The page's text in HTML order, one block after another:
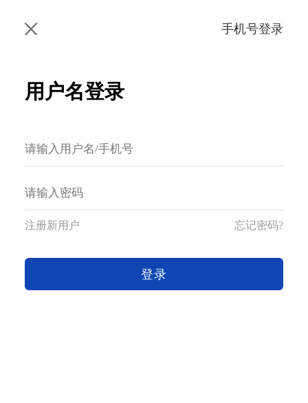
手机号登录
用户名登录
注册新用户 忘记密码?
登录